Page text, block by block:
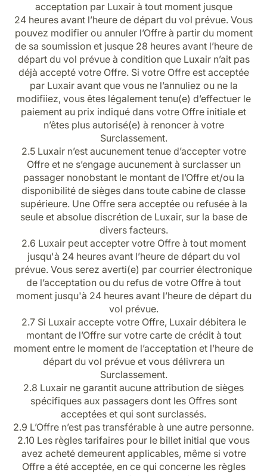
acceptation par Luxair à tout moment jusque
24 heures avant l’heure de départ du vol prévue. Vous
pouvez modifier ou annuler l’Offre à partir du moment
de sa soumission et jusque 28 heures avant l’heure de
départ du vol prévue à condition que Luxair n’ait pas
déjà accepté votre Offre. Si votre Offre est acceptée
par Luxair avant que vous ne l’annuliez ou ne la
modifiiez, vous êtes légalement tenu(e) d’effectuer le
paiement au prix indiqué dans votre Offre initiale et
n’êtes plus autorisé(e) à renoncer à votre
Surclassement.
2.5 Luxair n’est aucunement tenue d’accepter votre
Offre et ne s’engage aucunement à surclasser un
passager nonobstant le montant de l’Offre et/ou la
disponibilité de sièges dans toute cabine de classe
supérieure. Une Offre sera acceptée ou refusée à la
seule et absolue discrétion de Luxair, sur la base de
divers facteurs.
2.6 Luxair peut accepter votre Offre à tout moment
jusqu'à 24 heures avant l’heure de départ du vol
prévue. Vous serez averti(e) par courrier électronique
de l’acceptation ou du refus de votre Offre à tout
moment jusqu'à 24 heures avant l’heure de départ du
vol prévue.
2.7 Si Luxair accepte votre Offre, Luxair débitera le
montant de l’Offre sur votre carte de crédit à tout
moment entre le moment de l’acceptation et l’heure de
départ du vol prévue et vous délivrera un
Surclassement.
2.8 Luxair ne garantit aucune attribution de sièges
spécifiques aux passagers dont les Offres sont
acceptées et qui sont surclassés.
2.9 L’Offre n’est pas transférable à une autre personne.
2.10 Les règles tarifaires pour le billet initial que vous
avez acheté demeurent applicables, même si votre
Offre a été acceptée, en ce qui concerne les règles